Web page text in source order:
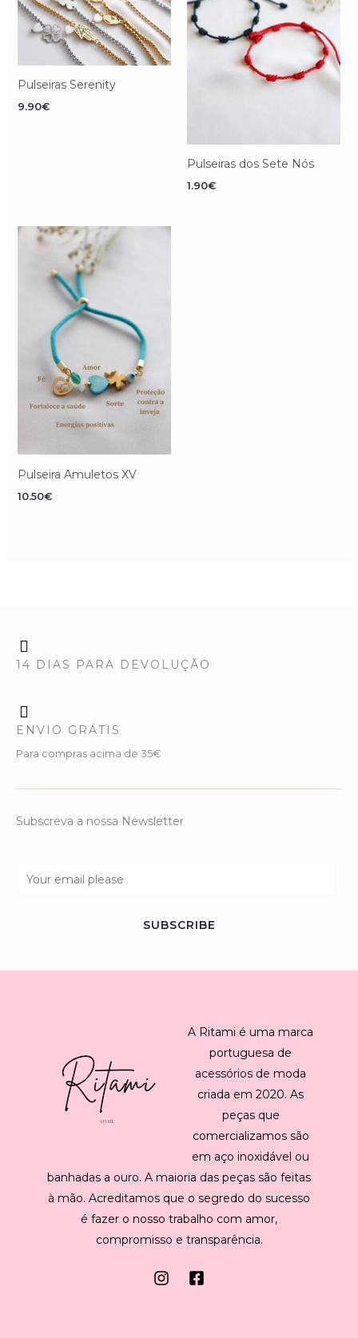
Pulseiras Serenity
9.90€
Pulseiras dos Sete Nós
1.90€
Pulseira Amuletos XV
10.50€
14 DIAS PARA DEVOLUÇÃO
ENVIO GRÁTIS
Para compras acima de 35€
Subscreva a nossa Newsletter
SUBSCRIBE
A Ritami é uma marca
portuguesa de
acessórios de moda
criada em 2020. As
peças que
comercializamos são
em aço inoxidável ou
banhadas a ouro. A maioria das peças são feitas
à mão. Acreditamos que o segredo do sucesso
é fazer o nosso trabalho com amor,
compromisso e transparência.